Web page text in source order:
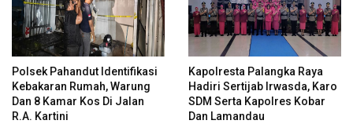
Polsek Pahandut Identifikasi
Kebakaran Rumah, Warung
Dan 8 Kamar Kos Di Jalan
R.A. Kartini
Kapolresta Palangka Raya
Hadiri Sertijab Irwasda, Karo
SDM Serta Kapolres Kobar
Dan Lamandau